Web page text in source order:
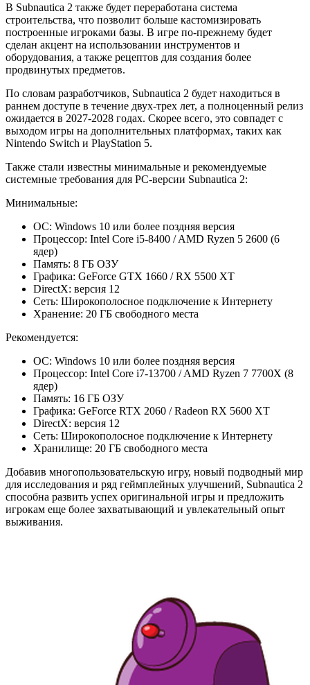
В Subnautica 2 также будет переработана система
строительства, что позволит больше кастомизировать
построенные игроками базы. В игре по-прежнему будет
сделан акцент на использовании инструментов и
оборудования, а также рецептов для создания более
продвинутых предметов.
По словам разработчиков, Subnautica 2 будет находиться в
раннем доступе в течение двух-трех лет, а полноценный релиз
ожидается в 2027-2028 годах. Скорее всего, это совпадет с
выходом игры на дополнительных платформах, таких как
Nintendo Switch и PlayStation 5.
Также стали известны минимальные и рекомендуемые
системные требования для PC-версии Subnautica 2:
Минимальные:
ОС: Windows 10 или более поздняя версия
Процессор: Intel Core i5-8400 / AMD Ryzen 5 2600 (6
ядер)
Память: 8 ГБ ОЗУ
Графика: GeForce GTX 1660 / RX 5500 XT
DirectX: версия 12
Сеть: Широкополосное подключение к Интернету
Хранение: 20 ГБ свободного места
Рекомендуется:
ОС: Windows 10 или более поздняя версия
Процессор: Intel Core i7-13700 / AMD Ryzen 7 7700X (8
ядер)
Память: 16 ГБ ОЗУ
Графика: GeForce RTX 2060 / Radeon RX 5600 XT
DirectX: версия 12
Сеть: Широкополосное подключение к Интернету
Хранилище: 20 ГБ свободного места
Добавив многопользовательскую игру, новый подводный мир
для исследования и ряд геймплейных улучшений, Subnautica 2
способна развить успех оригинальной игры и предложить
игрокам еще более захватывающий и увлекательный опыт
выживания.